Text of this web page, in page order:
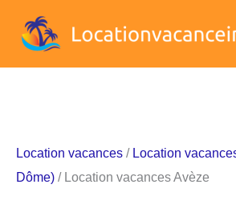
Location vacances / Location
Dôme) / Location vacances Avèze